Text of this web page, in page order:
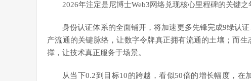
2026年注定是尼博士Web3网络兑现核心里程碑的关键
身份认证体系的全面铺开，将加速更多先锋完成9绿认
产流通的关键脉络，让数字令牌真正拥有流通的土壤；而
撑，让技术真正服务于场景。
从当下0.2到目标10的跨越，看似50倍的增长幅度，